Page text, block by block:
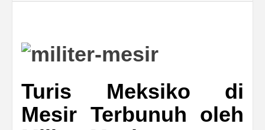
Turis Meksiko di
Mesir Terbunuh oleh